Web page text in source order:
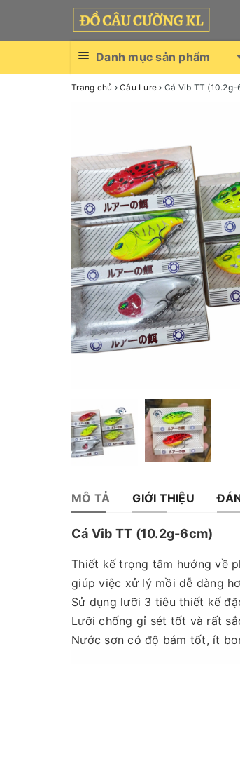
Danh mục sản phẩm
Trang chủ Câu Lure Cá Vib TT (10.2g-
MÔ TẢ GIỚI THIỆU
Cá Vib TT (10.2g-6cm)
Thiết kế trọng tâm hướng về
giúp việc xử lý mồi dễ dàng
Sử dụng lưỡi 3 tiêu thiết kế
Lưỡi chống gỉ sét tốt và rất
Nước sơn có độ bám tốt, ít